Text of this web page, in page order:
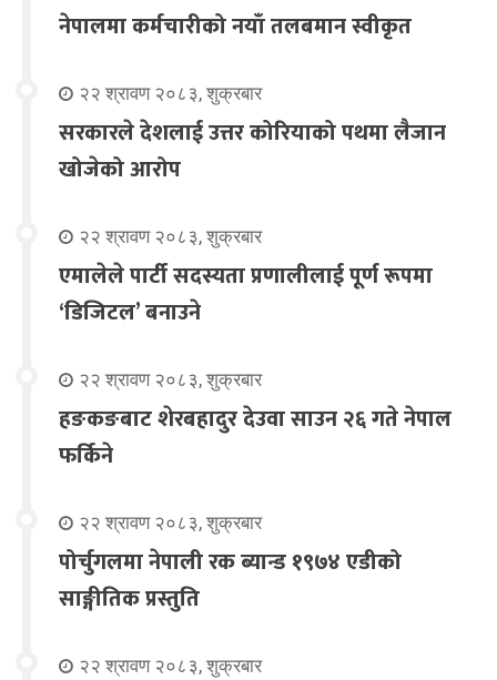
नेपालमा कर्मचारीको नयाँ तलबमान स्वीकृत
२२ श्रावण २०८३, शुक्रबार
सरकारले देशलाई उत्तर कोरियाको पथमा लैजान
खोजेको आरोप
२२ श्रावण २०८३, शुक्रबार
एमालेले पार्टी सदस्यता प्रणालीलाई पूर्ण रूपमा
‘डिजिटल’ बनाउने
२२ श्रावण २०८३, शुक्रबार
हङकङबाट शेरबहादुर देउवा साउन २६ गते नेपाल
फर्किने
२२ श्रावण २०८३, शुक्रबार
पोर्चुगलमा नेपाली रक ब्यान्ड १९७४ एडीको
साङ्गीतिक प्रस्तुति
२२ श्रावण २०८३, शुक्रबार